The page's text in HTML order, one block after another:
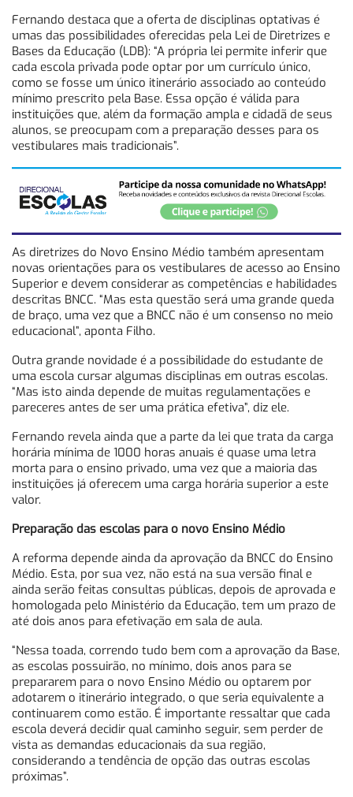
Fernando destaca que a oferta de disciplinas optativas é
umas das possibilidades oferecidas pela Lei de Diretrizes e
Bases da Educação (LDB): “A própria lei permite inferir que
cada escola privada pode optar por um currículo único,
como se fosse um único itinerário associado ao conteúdo
mínimo prescrito pela Base. Essa opção é válida para
instituições que, além da formação ampla e cidadã de seus
alunos, se preocupam com a preparação desses para os
vestibulares mais tradicionais”.
As diretrizes do Novo Ensino Médio também apresentam
novas orientações para os vestibulares de acesso ao Ensino
Superior e devem considerar as competências e habilidades
descritas BNCC. “Mas esta questão será uma grande queda
de braço, uma vez que a BNCC não é um consenso no meio
educacional”, aponta Filho.
Outra grande novidade é a possibilidade do estudante de
uma escola cursar algumas disciplinas em outras escolas.
“Mas isto ainda depende de muitas regulamentações e
pareceres antes de ser uma prática efetiva”, diz ele.
Fernando revela ainda que a parte da lei que trata da carga
horária mínima de 1000 horas anuais é quase uma letra
morta para o ensino privado, uma vez que a maioria das
instituições já oferecem uma carga horária superior a este
valor.
Preparação das escolas para o novo Ensino Médio
A reforma depende ainda da aprovação da BNCC do Ensino
Médio. Esta, por sua vez, não está na sua versão final e
ainda serão feitas consultas públicas, depois de aprovada e
homologada pelo Ministério da Educação, tem um prazo de
até dois anos para efetivação em sala de aula.
“Nessa toada, correndo tudo bem com a aprovação da Base,
as escolas possuirão, no mínimo, dois anos para se
prepararem para o novo Ensino Médio ou optarem por
adotarem o itinerário integrado, o que seria equivalente a
continuarem como estão. É importante ressaltar que cada
escola deverá decidir qual caminho seguir, sem perder de
vista as demandas educacionais da sua região,
considerando a tendência de opção das outras escolas
próximas”.